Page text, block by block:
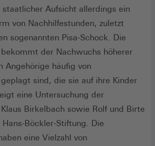
staatlicher Aufsicht allerdings ein
von Nachhilfestunden, zuletzt
sogenannten Pisa-Schock. Die
der Nachwuchs höherer
Angehörige häufig von
sind, die sie auf ihre Kinder
eine Untersuchung der
Birkelbach sowie Rolf und Birte
Böckler-Stiftung. Die
eine Vielzahl von